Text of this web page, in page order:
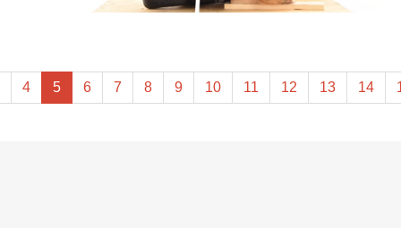
4 5 6 7 8 9 10 11 12 13 14